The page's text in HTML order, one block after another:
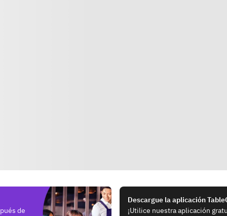
de
Descargue la aplicación
¡Utilice nuestra aplicación